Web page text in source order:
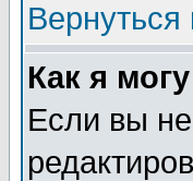
Вернуться
Как я
Если вы